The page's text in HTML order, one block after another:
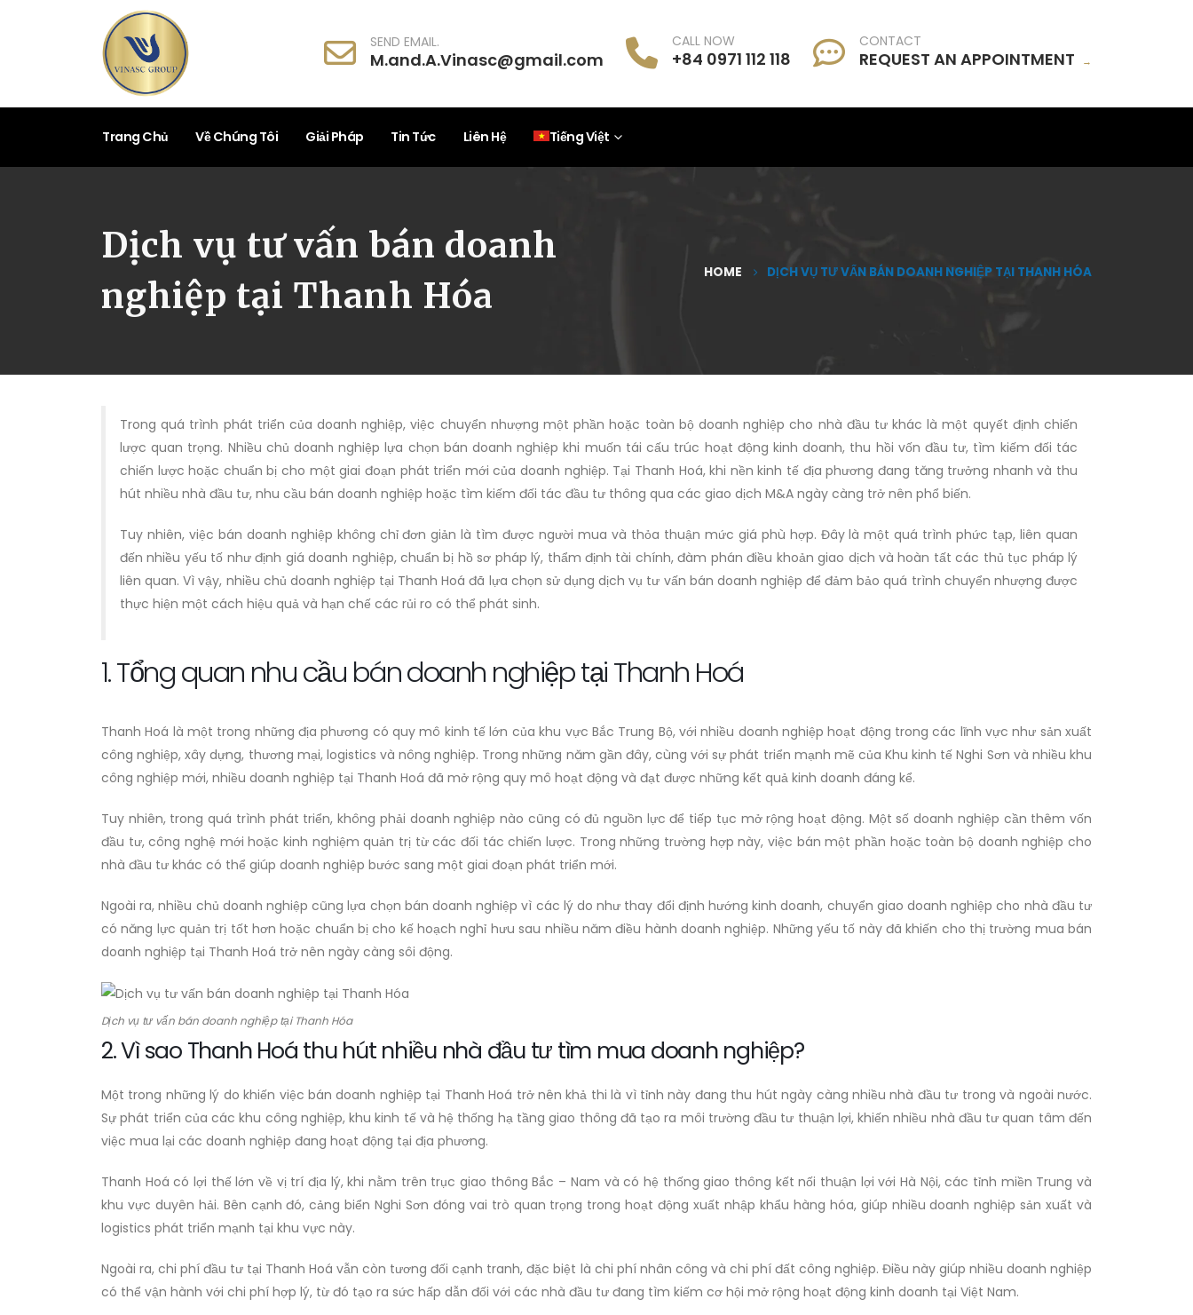
SEND EMAIL.
M.and.A.Vinasc@gmail.com
CALL NOW
+84 0971 112 118
CONTACT
REQUEST AN APPOINTMENT →
Trang Chủ Về Chúng Tôi Giải Pháp Tin Tức Liên Hệ Tiếng Việt
Dịch vụ tư vấn bán doanh
nghiệp tại Thanh Hóa
HOME DỊCH VỤ TƯ VẤN BÁN DOANH NGHIỆP TẠI THANH HÓA
Trong quá trình phát triển của doanh nghiệp, việc chuyển nhượng một phần hoặc toàn bộ doanh nghiệp cho nhà đầu tư khác là một quyết định chiến
lược quan trọng. Nhiều chủ doanh nghiệp lựa chọn bán doanh nghiệp khi muốn tái cấu trúc hoạt động kinh doanh, thu hồi vốn đầu tư, tìm kiếm đối tác
chiến lược hoặc chuẩn bị cho một giai đoạn phát triển mới của doanh nghiệp. Tại Thanh Hoá, khi nền kinh tế địa phương đang tăng trưởng nhanh và thu
hút nhiều nhà đầu tư, nhu cầu bán doanh nghiệp hoặc tìm kiếm đối tác đầu tư thông qua các giao dịch M&A ngày càng trở nên phổ biến.
Tuy nhiên, việc bán doanh nghiệp không chỉ đơn giản là tìm được người mua và thỏa thuận mức giá phù hợp. Đây là một quá trình phức tạp, liên quan
đến nhiều yếu tố như định giá doanh nghiệp, chuẩn bị hồ sơ pháp lý, thẩm định tài chính, đàm phán điều khoản giao dịch và hoàn tất các thủ tục pháp lý
liên quan. Vì vậy, nhiều chủ doanh nghiệp tại Thanh Hoá đã lựa chọn sử dụng dịch vụ tư vấn bán doanh nghiệp để đảm bảo quá trình chuyển nhượng được
thực hiện một cách hiệu quả và hạn chế các rủi ro có thể phát sinh.
1. Tổng quan nhu cầu bán doanh nghiệp tại Thanh Hoá
Thanh Hoá là một trong những địa phương có quy mô kinh tế lớn của khu vực Bắc Trung Bộ, với nhiều doanh nghiệp hoạt động trong các lĩnh vực như sản xuất
công nghiệp, xây dựng, thương mại, logistics và nông nghiệp. Trong những năm gần đây, cùng với sự phát triển mạnh mẽ của Khu kinh tế Nghi Sơn và nhiều khu
công nghiệp mới, nhiều doanh nghiệp tại Thanh Hoá đã mở rộng quy mô hoạt động và đạt được những kết quả kinh doanh đáng kể.
Tuy nhiên, trong quá trình phát triển, không phải doanh nghiệp nào cũng có đủ nguồn lực để tiếp tục mở rộng hoạt động. Một số doanh nghiệp cần thêm vốn
đầu tư, công nghệ mới hoặc kinh nghiệm quản trị từ các đối tác chiến lược. Trong những trường hợp này, việc bán một phần hoặc toàn bộ doanh nghiệp cho
nhà đầu tư khác có thể giúp doanh nghiệp bước sang một giai đoạn phát triển mới.
Ngoài ra, nhiều chủ doanh nghiệp cũng lựa chọn bán doanh nghiệp vì các lý do như thay đổi định hướng kinh doanh, chuyển giao doanh nghiệp cho nhà đầu tư
có năng lực quản trị tốt hơn hoặc chuẩn bị cho kế hoạch nghỉ hưu sau nhiều năm điều hành doanh nghiệp. Những yếu tố này đã khiến cho thị trường mua bán
doanh nghiệp tại Thanh Hoá trở nên ngày càng sôi động.
Dịch vụ tư vấn bán doanh nghiệp tại Thanh Hóa
2. Vì sao Thanh Hoá thu hút nhiều nhà đầu tư tìm mua doanh nghiệp?
Một trong những lý do khiến việc bán doanh nghiệp tại Thanh Hoá trở nên khả thi là vì tỉnh này đang thu hút ngày càng nhiều nhà đầu tư trong và ngoài nước.
Sự phát triển của các khu công nghiệp, khu kinh tế và hệ thống hạ tầng giao thông đã tạo ra môi trường đầu tư thuận lợi, khiến nhiều nhà đầu tư quan tâm đến
việc mua lại các doanh nghiệp đang hoạt động tại địa phương.
Thanh Hoá có lợi thế lớn về vị trí địa lý, khi nằm trên trục giao thông Bắc – Nam và có hệ thống giao thông kết nối thuận lợi với Hà Nội, các tỉnh miền Trung và
khu vực duyên hải. Bên cạnh đó, cảng biển Nghi Sơn đóng vai trò quan trọng trong hoạt động xuất nhập khẩu hàng hóa, giúp nhiều doanh nghiệp sản xuất và
logistics phát triển mạnh tại khu vực này.
Ngoài ra, chi phí đầu tư tại Thanh Hoá vẫn còn tương đối cạnh tranh, đặc biệt là chi phí nhân công và chi phí đất công nghiệp. Điều này giúp nhiều doanh nghiệp
có thể vận hành với chi phí hợp lý, từ đó tạo ra sức hấp dẫn đối với các nhà đầu tư đang tìm kiếm cơ hội mở rộng hoạt động kinh doanh tại Việt Nam.